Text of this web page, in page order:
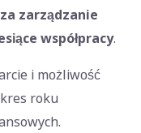
zarządzanie
współpracy.
i możliwość
roku